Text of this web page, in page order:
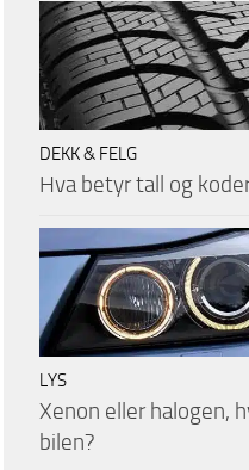
DEKK & FELG
Hva betyr tall og
LYS
Xenon eller halogen,
bilen?